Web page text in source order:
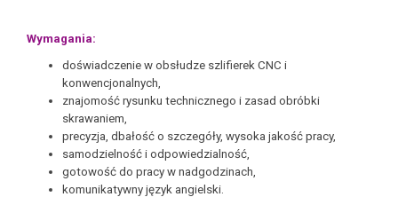
Wymagania:
doświadczenie w obsłudze szlifierek CNC i
konwencjonalnych,
znajomość rysunku technicznego i zasad obróbki
skrawaniem,
precyzja, dbałość o szczegóły, wysoka jakość pracy,
samodzielność i odpowiedzialność,
gotowość do pracy w nadgodzinach,
komunikatywny język angielski.